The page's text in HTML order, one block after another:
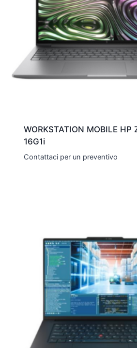
WORKSTATION MOBILE HP
16G1i
Contattaci per un preventivo